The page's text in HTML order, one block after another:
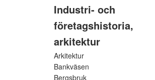
Industri- och
företagshistoria,
arkitektur
Arkitektur
Bankväsen
Bergsbruk